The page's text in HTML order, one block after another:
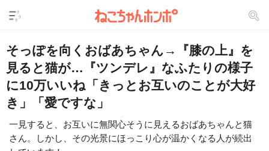
そっぽを向くおばあちゃん→『膝の上』を
見ると猫が…『ツンデレ』なふたりの様子
に10万いいね「きっとお互いのことが大好
き」「愛ですな」
/
L
一見すると、お互いに無関心そうに見えるおばあちゃんと猫
さん。しかし、その光景にほっこり心が温かくなる人が続出